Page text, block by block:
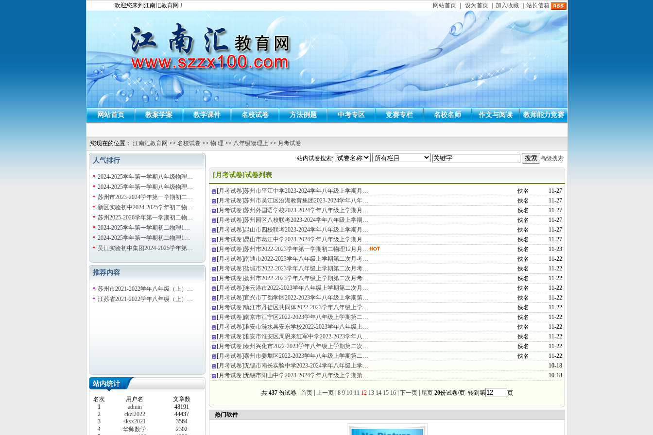
欢迎您来到江南汇教育网！ 网站首页 设为首页 加入收藏 站长信箱
网站首页 教案学案 教学课件 名校试卷 方法例题 中考专区 竞赛专栏 名校名师 作文与阅读 教师能力竞赛
您现在的位置： 江南汇教育网 >> 名校试卷 >> 物 理 >> 八年级物理上 >> 月考试卷
站内试卷搜索: 高级搜索
人气排行
2024-2025学年第一学期八年级物理…
2024-2025学年第一学期八年级物理…
苏州市2023-2024学年第一学期初二…
新区实验初中2024-2025学年初二物…
苏州2025-2026学年第一学期初二物…
2024-2025学年第一学期初二物理1…
2024-2025学年第一学期初二物理1…
吴江实验初中集团2024-2025学年第…
推荐内容
苏州市2021-2022学年八年级（上）…
江苏省2021-2022学年八年级（上）…
站内统计
名次 用户名
文章数
1
admin
48191
2
ckzl2022
44437
3
sksx2021
3564
4
华师数学
2302
[月考试卷]试卷列表
[月考试卷]苏州市平江中学2023-2024学年八年级上学期月… 佚名
11-27
[月考试卷]苏州市吴江区汾湖教育集团2023-2024学年八年… 佚名
11-27
[月考试卷]苏州外国语学校2023-2024学年八年级上学期月… 佚名
11-27
[月考试卷]苏州园区八校联考2023-2024学年八年级上学期… 佚名
11-27
[月考试卷]昆山市四校联考2023-2024学年八年级上学期月… 佚名
11-27
[月考试卷]昆山市葛江中学2023-2024学年八年级上学期月… 佚名
11-27
[月考试卷]苏州市2022-2023学年第一学期初二物理12月月… 佚名
11-23
[月考试卷]南通市2022-2023学年八年级上学期第二次月考… 佚名
11-22
[月考试卷]盐城市2022-2023学年八年级上学期第二次月考… 佚名
11-22
[月考试卷]扬州市2022-2023学年八年级上学期第二次月考… 佚名
11-22
[月考试卷]连云港市2022-2023学年八年级上学期第二次月… 佚名
11-22
[月考试卷]宜兴市丁蜀学区2022-2023学年八年级上学期第… 佚名
11-22
[月考试卷]镇江市丹徒区共同体2022-2023学年八年级上学… 佚名
11-22
[月考试卷]南京市江宁区2022-2023学年八年级上学期第二… 佚名
11-22
[月考试卷]淮安市涟水县安东学校2022-2023学年八年级上… 佚名
11-22
[月考试卷]淮安市淮安区周恩来红军中学2022-2023学年八… 佚名
11-22
[月考试卷]泰州兴化市2022-2023学年八年级上学期第二次… 佚名
11-22
[月考试卷]泰州市姜堰区2022-2023学年八年级上学期第二… 佚名
11-22
[月考试卷]无锡市南长实验中学2023-2024学年八年级上学…
10-18
[月考试卷]无锡市阳山中学2023-2024学年八年级上学期第… 10-18
共 437份试卷 首页| 上一页| 8 9 10 11 12 13 14 15 16| 下一页| 尾页 20份试卷/页 转到第 页
热门软件